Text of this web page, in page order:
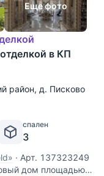
Еще фото
в КП
район, д. Писково
спален
3
· Арт. 137323249
дом площадью